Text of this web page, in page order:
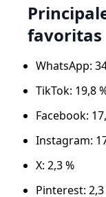
favoritas
WhatsApp:
TikTok: 19,8
Facebook:
Instagram:
X: 2,3 %
Pinterest: 2,3